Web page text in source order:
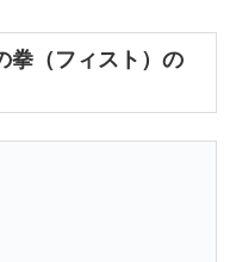
拳（フィスト）の